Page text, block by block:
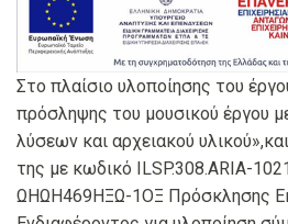
Στο πλαίσιο υλοποίησης του
πρόσληψης του μουσικού έργου
λύσεων και αρχειακού
της με κωδικό ILSP.308.ARIA-
ΩΗΩΗ469ΗΞΩ-1ΟΞ Πρόσκλησης